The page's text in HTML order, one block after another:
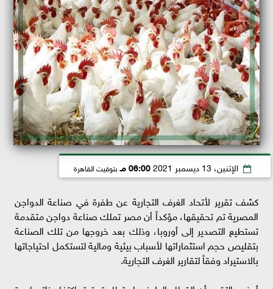
الإثنين، 13 ديسمبر 2021 06:00 مـ بتوقيت القاهرة
كشف تقرير لأتحاد الغرف التجارية عن طفرة في صناعة الدواجن
المصرية تم تحقيقها، مؤكداً أن مصر تملك صناعة دواجن متقدمة
تستطيع التصدير إلى أوروبا، وذلك بعد خروجها من تلك الصناعة
بتقليص حجم استثماراتها لأسباب بيئية ومالية لتستكمل احتياجاتها
بالاستيراد وفقاً لتقارير الغرف التجارية.